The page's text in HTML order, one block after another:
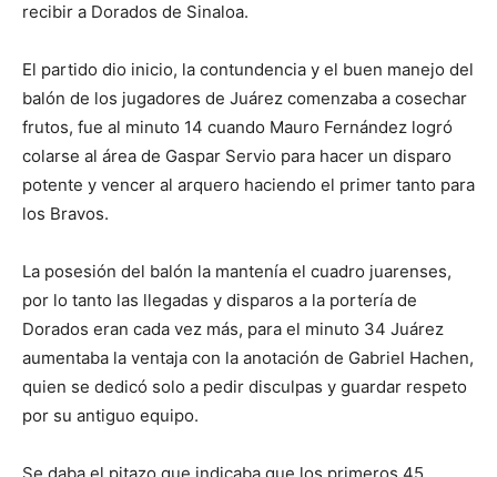
recibir a Dorados de Sinaloa.
El partido dio inicio, la contundencia y el buen manejo del
balón de los jugadores de Juárez comenzaba a cosechar
frutos, fue al minuto 14 cuando Mauro Fernández logró
colarse al área de Gaspar Servio para hacer un disparo
potente y vencer al arquero haciendo el primer tanto para
los Bravos.
La posesión del balón la mantenía el cuadro juarenses,
por lo tanto las llegadas y disparos a la portería de
Dorados eran cada vez más, para el minuto 34 Juárez
aumentaba la ventaja con la anotación de Gabriel Hachen,
quien se dedicó solo a pedir disculpas y guardar respeto
por su antiguo equipo.